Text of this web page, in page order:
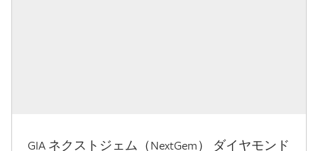
GIA ネクストジェム（NextGem） ダイヤモンド